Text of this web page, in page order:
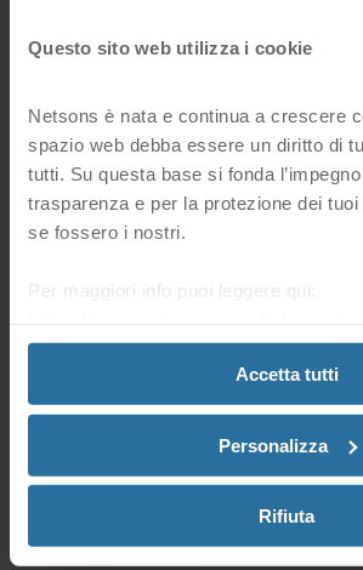
Questo sito web utilizza i cookie
Netsons è nata e continua a crescere
spazio web debba essere un diritto di
tutti. Su questa base si fonda
trasparenza e per la protezione dei
se fossero i nostri.
Per maggiori info puoi leggere qui:
Accetta tutti
Personalizza
Rifiuta
No
Dove posso trovare l’elenco dei
Nella sezione “Domini” della tua
di tutti i nomi a dominio registrati.
È possibile visionare lo stato dei tuoi
“Domini” della tua Area Clienti.
Dove posso visionare la scadenza
Puoi trovare la scadenza del tuoi